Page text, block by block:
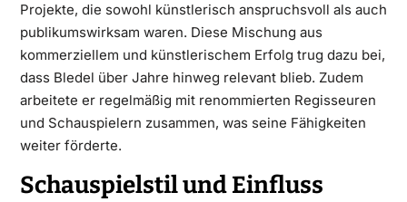
Projekte, die sowohl künstlerisch anspruchsvoll als auch
publikumswirksam waren. Diese Mischung aus
kommerziellem und künstlerischem Erfolg trug dazu bei,
dass Bledel über Jahre hinweg relevant blieb. Zudem
arbeitete er regelmäßig mit renommierten Regisseuren
und Schauspielern zusammen, was seine Fähigkeiten
weiter förderte.
Schauspielstil und Einfluss